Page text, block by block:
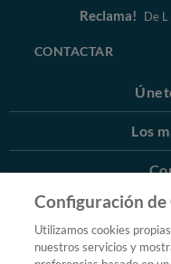
Reclama! De
CONTACTAR
Los
Más
Configuración de
Utilizamos cookies
nuestros servicios y